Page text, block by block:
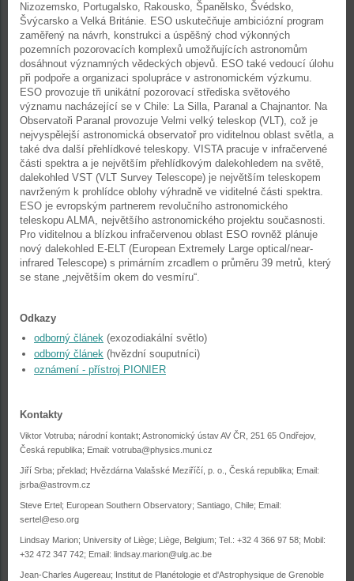
Nizozemsko, Portugalsko, Rakousko, Španělsko, Švédsko,
Švýcarsko a Velká Británie. ESO uskutečňuje ambiciózní program
zaměřený na návrh, konstrukci a úspěšný chod výkonných
pozemních pozorovacích komplexů umožňujících astronomům
dosáhnout významných vědeckých objevů. ESO také vedoucí úlohu
při podpoře a organizaci spolupráce v astronomickém výzkumu.
ESO provozuje tři unikátní pozorovací střediska světového
významu nacházející se v Chile: La Silla, Paranal a Chajnantor. Na
Observatoři Paranal provozuje Velmi velký teleskop (VLT), což je
nejvyspělejší astronomická observatoř pro viditelnou oblast světla, a
také dva další přehlídkové teleskopy. VISTA pracuje v infračervené
části spektra a je největším přehlídkovým dalekohledem na světě,
dalekohled VST (VLT Survey Telescope) je největším teleskopem
navrženým k prohlídce oblohy výhradně ve viditelné části spektra.
ESO je evropským partnerem revolučního astronomického
teleskopu ALMA, největšího astronomického projektu současnosti.
Pro viditelnou a blízkou infračervenou oblast ESO rovněž plánuje
nový dalekohled E-ELT (European Extremely Large optical/near-
infrared Telescope) s primárním zrcadlem o průměru 39 metrů, který
se stane „největším okem do vesmíru“.
Odkazy
odborný článek (exozodiakální světlo)
odborný článek (hvězdní souputníci)
oznámení - přístroj PIONIER
Kontakty
Viktor Votruba; národní kontakt; Astronomický ústav AV ČR, 251 65 Ondřejov,
Česká republika; Email: votruba@physics.muni.cz
Jiří Srba; překlad; Hvězdárna Valašské Meziříčí, p. o., Česká republika; Email:
jsrba@astrovm.cz
Steve Ertel; European Southern Observatory; Santiago, Chile; Email:
sertel@eso.org
Lindsay Marion; University of Liège; Liège, Belgium; Tel.: +32 4 366 97 58; Mobil:
+32 472 347 742; Email: lindsay.marion@ulg.ac.be
Jean-Charles Augereau; Institut de Planétologie et d'Astrophysique de Grenoble